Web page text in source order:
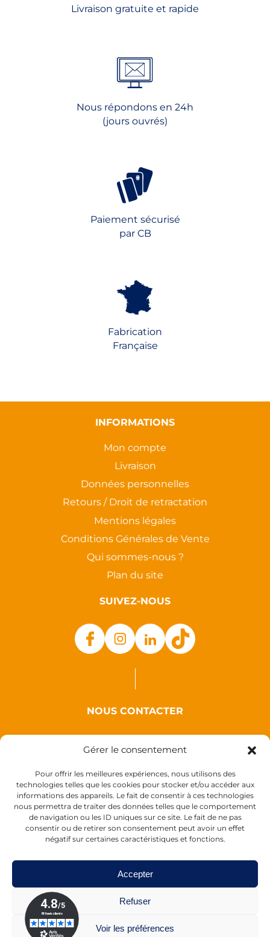
Gérer le consentement
Pour offrir les meilleures expériences, nous utilisons des
technologies telles que les cookies pour stocker et/ou accéder aux
informations des appareils. Le fait de consentir à ces technologies
nous permettra de traiter des données telles que le comportement
de navigation ou les ID uniques sur ce site. Le fait de ne pas
consentir ou de retirer son consentement peut avoir un effet
négatif sur certaines caractéristiques et fonctions.
Accepter
Refuser
Voir les préférences
Livraison gratuite et rapide
Nous répondons en 24h
(jours ouvrés)
Paiement sécurisé
par CB
Fabrication
Française
INFORMATIONS
Mon compte
Livraison
Données personnelles
Retours / Droit de retractation
Mentions légales
Conditions Générales de Vente
Qui sommes-nous ?
Plan du site
SUIVEZ-NOUS
NOUS CONTACTER
Auxence
44110 Louisfert
France
de 9h à 17h30